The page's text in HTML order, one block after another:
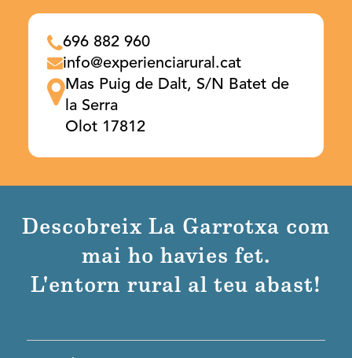
696 882 960
info@experienciarural.cat
Mas Puig de Dalt, S/N Batet de
la Serra
Olot 17812
Descobreix La Garrotxa com
mai ho havies fet.
L'entorn rural al teu abast!